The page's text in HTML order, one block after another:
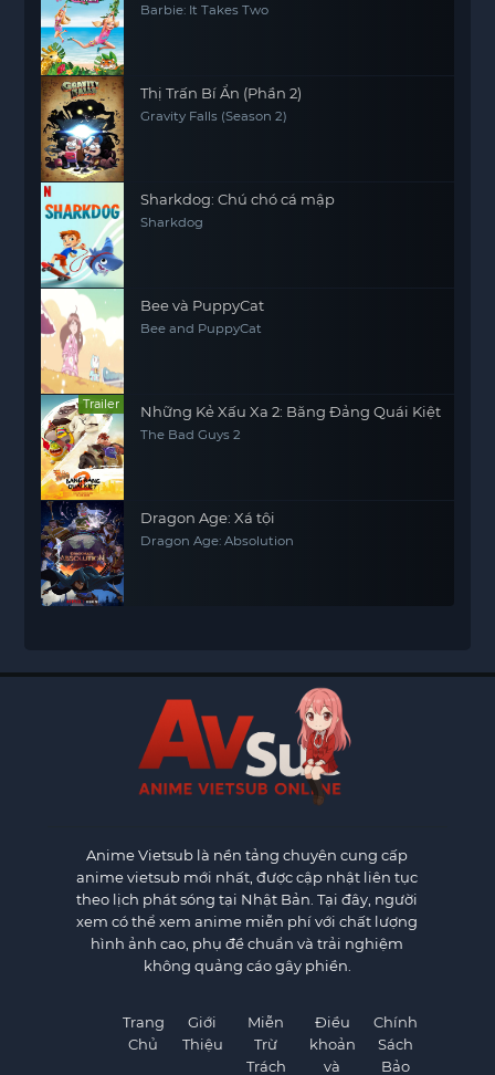
Barbie: It Takes Two
Thị Trấn Bí Ẩn (Phần 2)
Gravity Falls (Season 2)
Sharkdog: Chú chó cá mập
Sharkdog
Bee và PuppyCat
Bee and PuppyCat
Trailer Những Kẻ Xấu Xa 2: Băng Đảng Quái Kiệt
The Bad Guys 2
Dragon Age: Xá tội
Dragon Age: Absolution
Anime Vietsub là nền tảng chuyên cung cấp
anime vietsub mới nhất, được cập nhật liên tục
theo lịch phát sóng tại Nhật Bản. Tại đây, người
xem có thể xem anime miễn phí với chất lượng
hình ảnh cao, phụ đề chuẩn và trải nghiệm
không quảng cáo gây phiền.
Trang
Chủ
Giới
Thiệu
Miễn
Trừ
Trách
Điều
khoản
và
Chính
Sách
Bảo